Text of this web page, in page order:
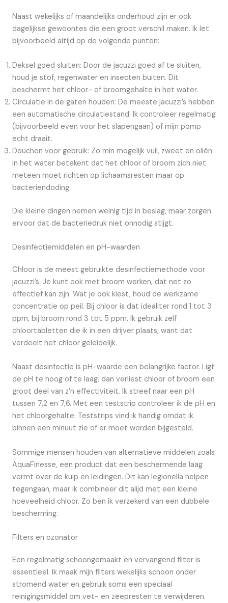
Naast wekelijks of maandelijks onderhoud zijn er ook
dagelijkse gewoontes die een groot verschil maken. Ik let
bijvoorbeeld altijd op de volgende punten:
Deksel goed sluiten: Door de jacuzzi goed af te sluiten,
houd je stof, regenwater en insecten buiten. Dit
beschermt het chloor- of broomgehalte in het water.
Circulatie in de gaten houden: De meeste jacuzzi’s hebben
een automatische circulatiestand. Ik controleer regelmatig
(bijvoorbeeld even voor het slapengaan) of mijn pomp
echt draait.
Douchen voor gebruik: Zo min mogelijk vuil, zweet en oliën
in het water betekent dat het chloor of broom zich niet
meteen moet richten op lichaamsresten maar op
bacteriëndoding.
Die kleine dingen nemen weinig tijd in beslag, maar zorgen
ervoor dat de bacteriedruk niet onnodig stijgt.
Desinfectiemiddelen en pH-waarden
Chloor is de meest gebruikte desinfectiemethode voor
jacuzzi’s. Je kunt ook met broom werken, dat net zo
effectief kan zijn. Wat je ook kiest, houd de werkzame
concentratie op peil. Bij chloor is dat idealiter rond 1 tot 3
ppm, bij broom rond 3 tot 5 ppm. Ik gebruik zelf
chloortabletten die ik in een drijver plaats, want dat
verdeelt het chloor geleidelijk.
Naast desinfectie is pH-waarde een belangrijke factor. Ligt
de pH te hoog of te laag, dan verliest chloor of broom een
groot deel van z’n effectiviteit. Ik streef naar een pH
tussen 7,2 en 7,6. Met een teststrip controleer ik de pH en
het chloorgehalte. Teststrips vind ik handig omdat ik
binnen een minuut zie of er moet worden bijgesteld.
Sommige mensen houden van alternatieve middelen zoals
AquaFinesse, een product dat een beschermende laag
vormt over de kuip en leidingen. Dit kan legionella helpen
tegengaan, maar ik combineer dit alijd met een kleine
hoeveelheid chloor. Zo ben ik verzekerd van een dubbele
bescherming.
Filters en ozonator
Een regelmatig schoongemaakt en vervangend filter is
essentieel. Ik maak mijn filters wekelijks schoon onder
stromend water en gebruik soms een speciaal
reinigingsmiddel om vet- en zeepresten te verwijderen.